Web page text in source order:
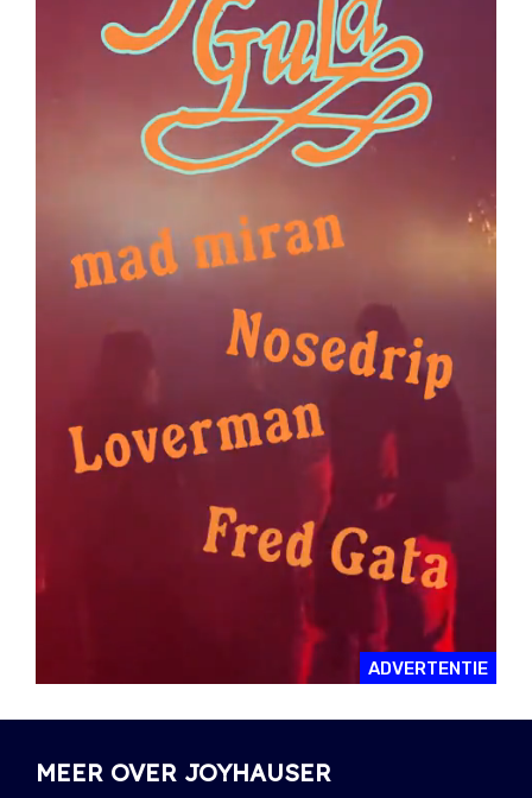
ADVERTENTIE
MEER OVER JOYHAUSER